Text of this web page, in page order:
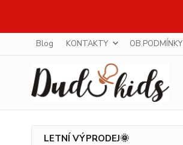
Blog KONTAKTY OB.PODMÍNKY
LETNÍ VÝPRODEJ🌞